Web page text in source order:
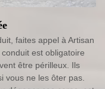
faites appel à Artisan
est obligatoire
être périlleux. Ils
vous ne les ôter pas.